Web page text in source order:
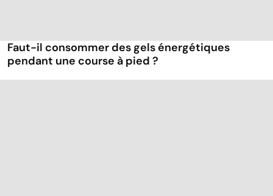
Faut-il consommer des gels énergétiques
pendant une course à pied ?